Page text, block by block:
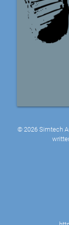
© 2026 Simtech